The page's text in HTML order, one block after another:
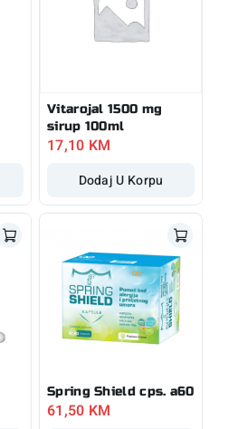
Vitarojal 1500 mg
sirup 100ml
17,10 KM
Dodaj U Korpu
Spring Shield cps. a60
61,50 KM